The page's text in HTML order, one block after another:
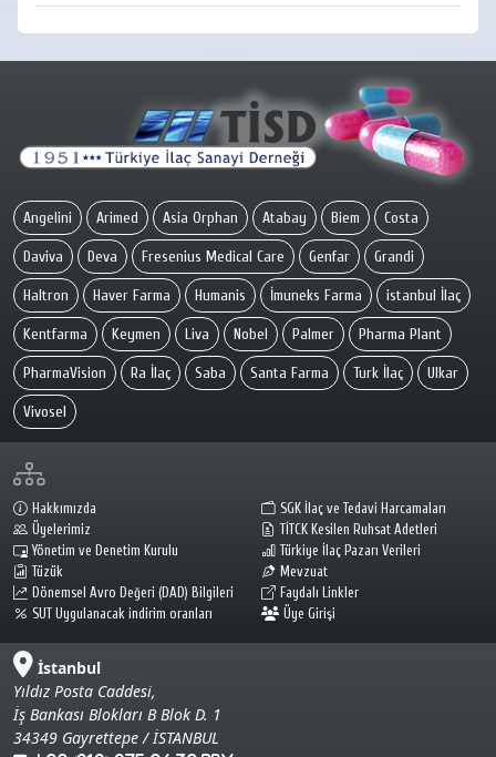
Angelini Arimed Asia Orphan Atabay Biem Costa
Daviva Deva Fresenius Medical Care Genfar Grandi
Haltron Haver Farma Humanis İmuneks Farma istanbul İlaç
Kentfarma Keymen Liva Nobel Palmer Pharma Plant
PharmaVision Ra İlaç Saba Santa Farma Turk İlaç Ulkar
Vivosel
Hakkımızda
Üyelerimiz
Yönetim ve Denetim Kurulu
Tüzük
Dönemsel Avro Değeri (DAD) Bilgileri
SUT Uygulanacak indirim oranları
SGK İlaç ve Tedavi Harcamaları
TİTCK Kesilen Ruhsat Adetleri
Türkiye İlaç Pazarı Verileri
Mevzuat
Faydalı Linkler
Üye Girişi
İstanbul
Yıldız Posta Caddesi,
İş Bankası Blokları B Blok D. 1
34349 Gayrettepe / İSTANBUL